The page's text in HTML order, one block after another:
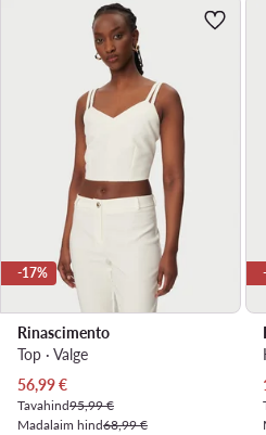
-17%
Rinascimento
Top · Valge
Praegune hind
56,99€
Tavahind95,99 €
Madalaim hind68,99 €